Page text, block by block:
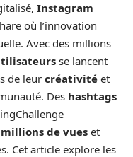
Instagram
où l’innovation
Avec des millions
se lancent
de leur créativité et
Des hashtags
millions de vues et
Cet article explore les